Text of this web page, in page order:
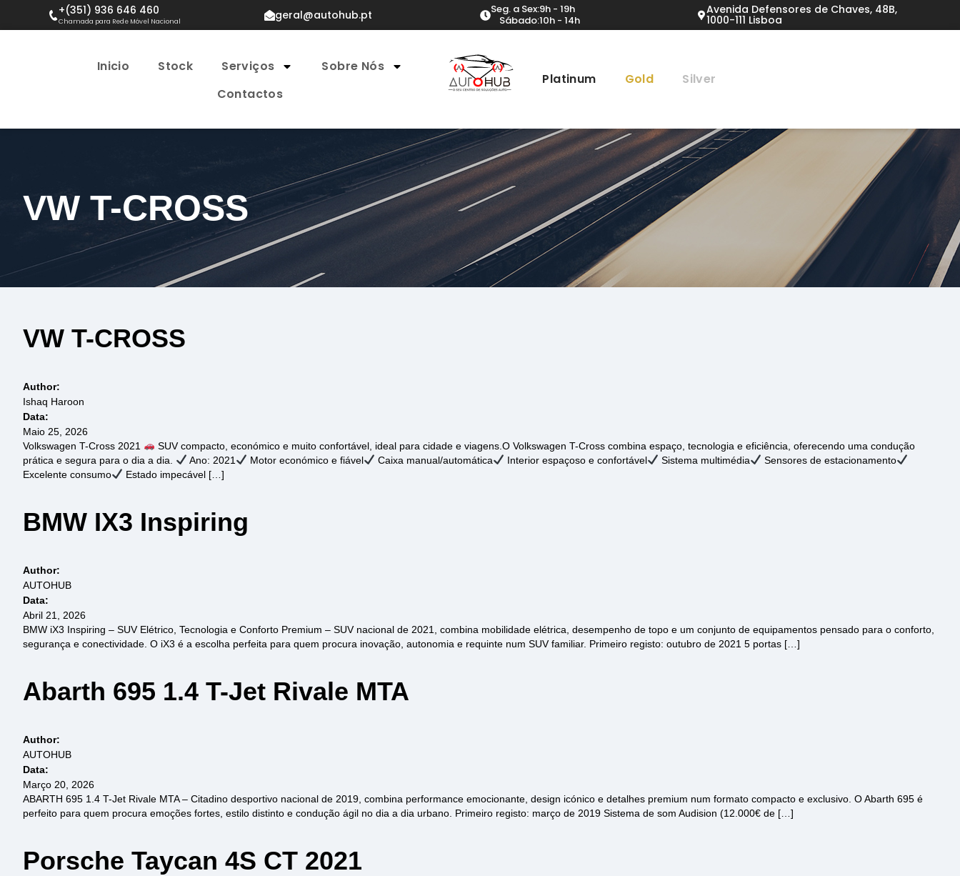
+(351) 936 646 460
Chamada para Rede Móvel Nacional geral@autohub.pt
Seg. a Sex:
Sábado:
9h - 19h
10h - 14h
Avenida Defensores de Chaves, 48B,
1000-111 Lisboa
Inicio Stock Serviços
Sobre Nós
Contactos
Platinum Gold Silver
VW T-CROSS
VW T-CROSS
Author:
Ishaq Haroon
Data:
Maio 25, 2026
Volkswagen T-Cross 2021
SUV compacto, económico e muito confortável, ideal para cidade e viagens.O Volkswagen T-Cross combina espaço, tecnologia e eficiência, oferecendo uma condução
prática e segura para o dia a dia.
Ano: 2021 Motor económico e fiável Caixa manual/automática Interior espaçoso e confortável Sistema multimédia
Sensores de estacionamento
Excelente consumo
Estado impecável […]
BMW IX3 Inspiring
Author:
AUTOHUB
Data:
Abril 21, 2026
BMW iX3 Inspiring – SUV Elétrico, Tecnologia e Conforto Premium – SUV nacional de 2021, combina mobilidade elétrica, desempenho de topo e um conjunto de equipamentos pensado para o conforto,
segurança e conectividade. O iX3 é a escolha perfeita para quem procura inovação, autonomia e requinte num SUV familiar. Primeiro registo: outubro de 2021 5 portas […]
Abarth 695 1.4 T-Jet Rivale MTA
Author:
AUTOHUB
Data:
Março 20, 2026
ABARTH 695 1.4 T-Jet Rivale MTA – Citadino desportivo nacional de 2019, combina performance emocionante, design icónico e detalhes premium num formato compacto e exclusivo. O Abarth 695 é
perfeito para quem procura emoções fortes, estilo distinto e condução ágil no dia a dia urbano. Primeiro registo: março de 2019 Sistema de som Audision (12.000€ de […]
Porsche Taycan 4S CT 2021